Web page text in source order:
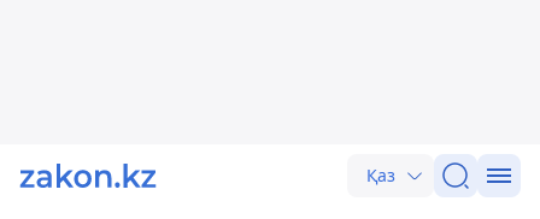
Қаз